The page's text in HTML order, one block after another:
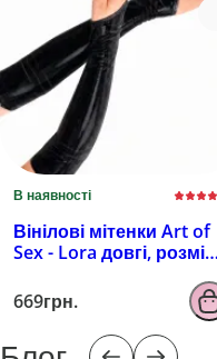
В наявності
Вінілові мітенки Art of
Sex - Lora довгі, розмір
ефектом мокрого
оксамиту
669грн.